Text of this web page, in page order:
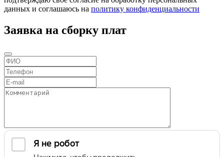
данных и соглашаюсь на политику конфиденциальности
Заявка на сборку плат